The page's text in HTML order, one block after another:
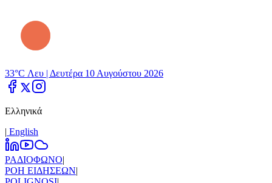
33°C Λευ | Δευτέρα 10 Αυγούστου 2026
Ελληνικά
| Εnglish
ΡΑΔΙΟΦΩΝΟ|
ΡΟΗ ΕΙΔΗΣΕΩΝ|